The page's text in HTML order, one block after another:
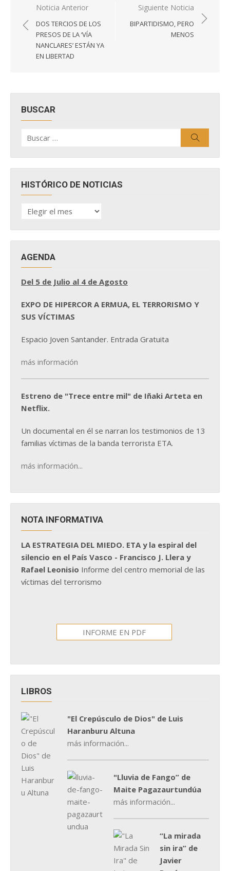
Navegación
de
entradas
Noticia Anterior
DOS TERCIOS DE LOS
PRESOS DE LA ‘VÍA
NANCLARES’ ESTÁN YA
EN LIBERTAD
Siguiente Noticia
BIPARTIDISMO, PERO
MENOS
BUSCAR
por:
HISTÓRICO DE NOTICIAS
HISTÓRICO
DE
AGENDA
Del 5 de Julio al 4 de Agosto
EXPO DE HIPERCOR A ERMUA, EL TERRORISMO Y
SUS VÍCTIMAS
Espacio Joven Santander. Entrada Gratuita
más información
Estreno de "Trece entre mil" de Iñaki Arteta en
Netflix.
Un documental en él se narran los testimonios de 13
familias víctimas de la banda terrorista ETA.
más información...
NOTA INFORMATIVA
LA ESTRATEGIA DEL MIEDO. ETA y la espiral del
silencio en el País Vasco - Francisco J. Llera y
Rafael Leonisio Informe del centro memorial de las
víctimas del terrorismo
INFORME EN PDF
LIBROS
"El Crepúsculo de Dios" de Luis
Haranburu Altuna
más información...
"Lluvia de Fango” de
Maite Pagazaurtundúa
más información...
“La mirada
sin ira” de
Javier